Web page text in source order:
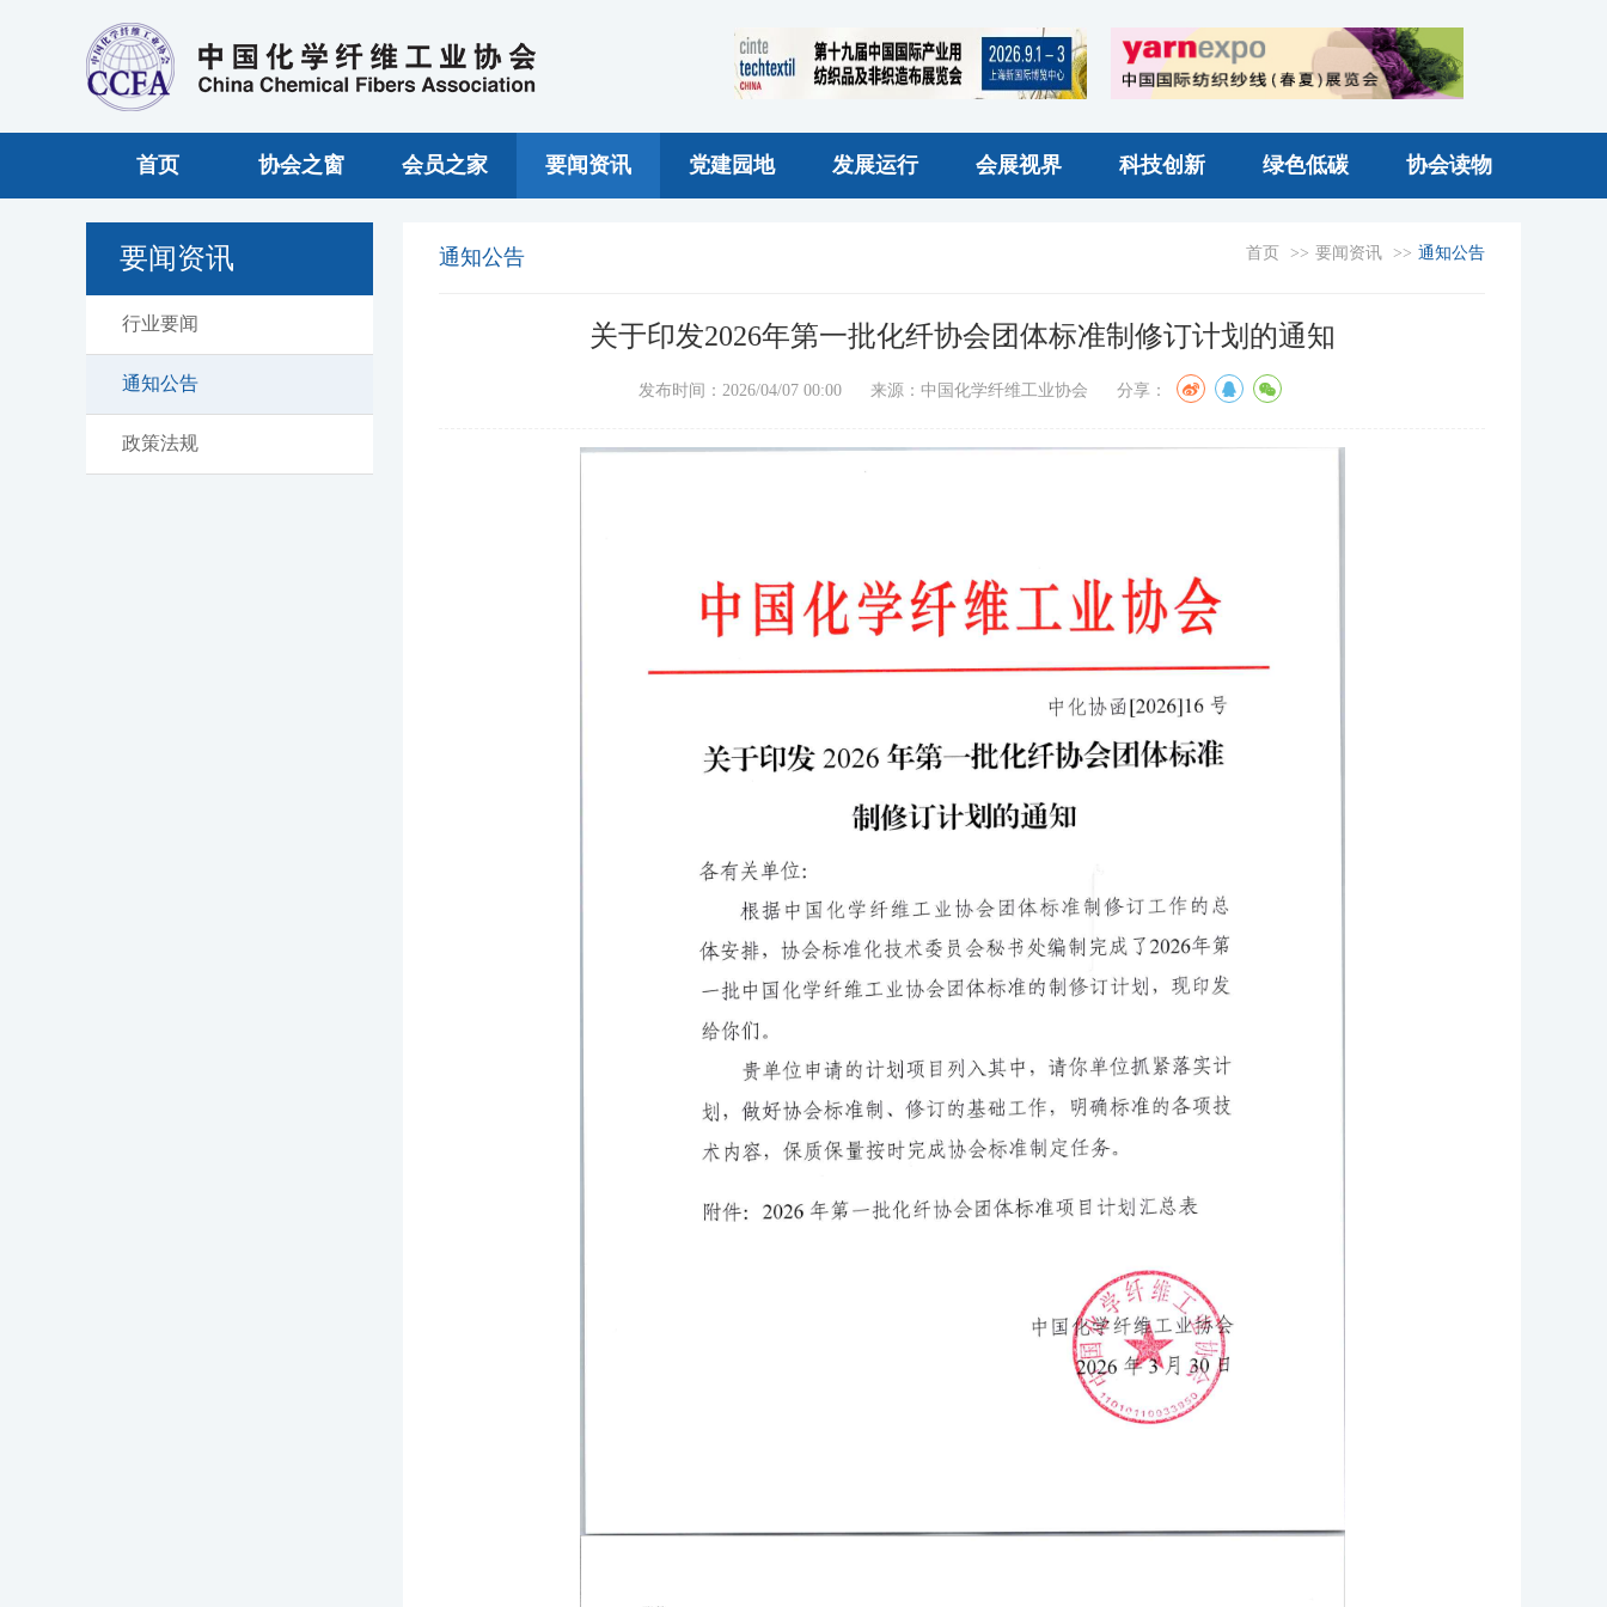
首页 协会之窗 会员之家 要闻资讯 党建园地 发展运行 会展视界 科技创新 绿色低碳 协会读物
要闻资讯
行业要闻
通知公告
政策法规
通知公告 首页 >> 要闻资讯 >> 通知公告
关于印发2026年第一批化纤协会团体标准制修订计划的通知
发布时间：2026/04/07 00:00 来源：中国化学纤维工业协会 分享：